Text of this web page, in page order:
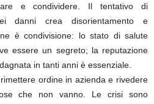
e condividere. Il tentativo di
danni crea disorientamento e
è condivisione: lo stato di salute
essere un segreto; la reputazione
in tanti anni è essenziale.
ordine in azienda e rivedere
che non vanno. Le crisi sono